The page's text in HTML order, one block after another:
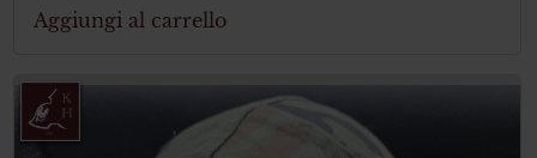
Aggiungi al carrello